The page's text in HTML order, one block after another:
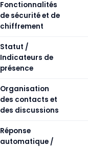
Fonctionnalités
de sécurité et de
chiffrement
Statut /
Indicateurs de
présence
Organisation
des contacts et
des discussions
Réponse
automatique /